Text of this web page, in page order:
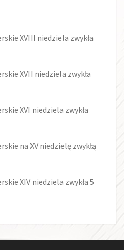
XVIII niedziela zwykła
XVII niedziela zwykła
XVI niedziela zwykła
na XV niedzielę zwykłą
XIV niedziela zwykła 5